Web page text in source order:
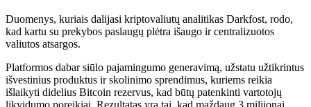
Duomenys, kuriais dalijasi kriptovaliutų analitikas Darkfost, rodo,
kad kartu su prekybos paslaugų plėtra išaugo ir centralizuotos
valiutos atsargos.
Platformos dabar siūlo pajamingumo generavimą, užstatu užtikrintus
išvestinius produktus ir skolinimo sprendimus, kuriems reikia
išlaikyti didelius Bitcoin rezervus, kad būtų patenkinti vartotojų
likvidumo poreikiai. Rezultatas yra tai, kad maždaug 3 milijonai